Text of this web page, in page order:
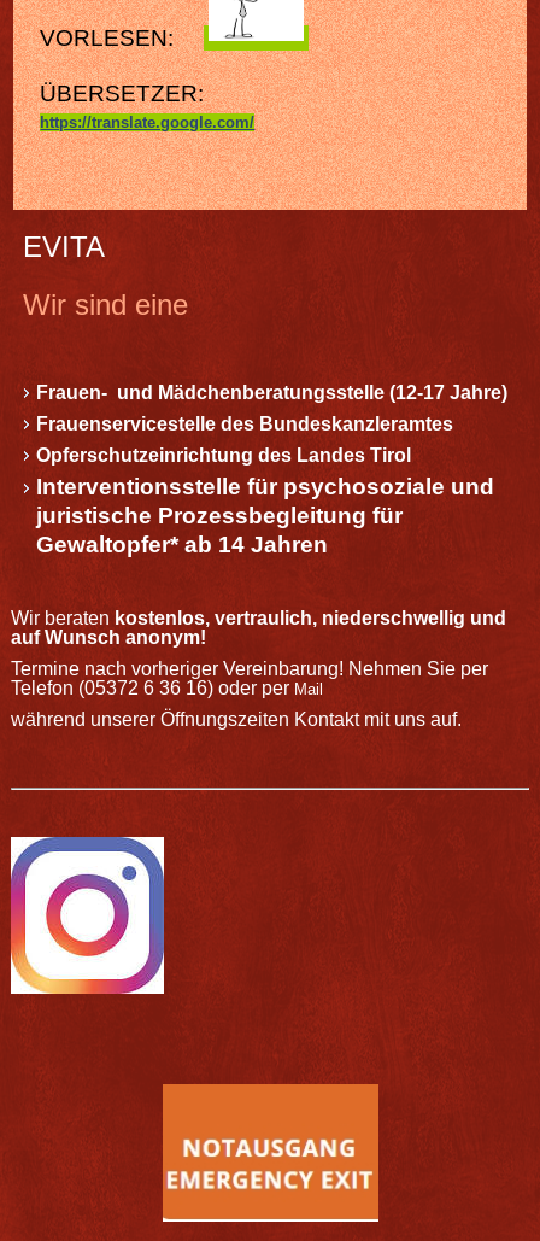
VORLESEN:
ÜBERSETZER:
https://translate.google.com/
EVITA
Wir sind eine
Frauen- und Mädchenberatungsstelle (12-17 Jahre)
Frauenservicestelle des Bundeskanzleramtes
Opferschutzeinrichtung des Landes Tirol
Interventionsstelle für psychosoziale und
juristische Prozessbegleitung für
Gewaltopfer* ab 14 Jahren
Wir beraten kostenlos, vertraulich, niederschwellig und
auf Wunsch anonym!
Termine nach vorheriger Vereinbarung! Nehmen Sie per
Telefon (05372 6 36 16) oder per Mail
während unserer Öffnungszeiten Kontakt mit uns auf.